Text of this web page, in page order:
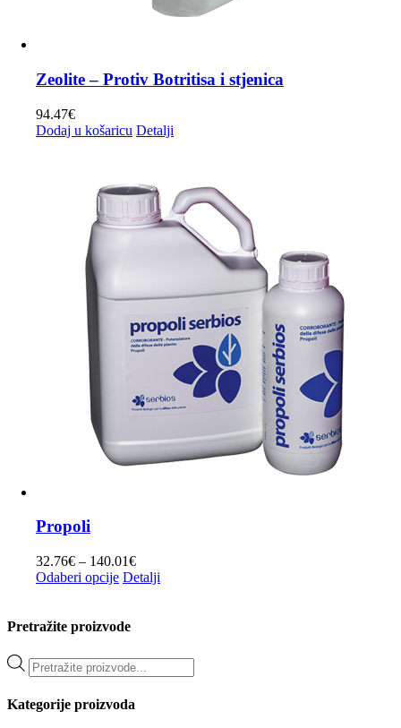
Zeolite – Protiv Botritisa i stjenica
94.47€
Dodaj u košaricu Detalji
Propoli
32.76€ – 140.01€Raspon
cijena:
Odaberi opcije Ovaj
više
Opcije
se
odabrati
Detalji
Pretražite proizvode
Products
search
Kategorije proizvoda